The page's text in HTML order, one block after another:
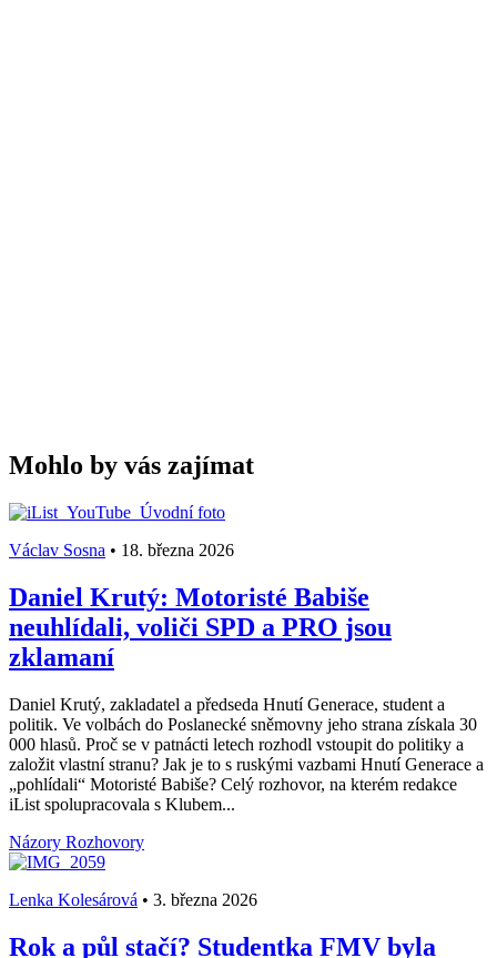
Mohlo by vás zajímat
Václav Sosna • 18. března 2026
Daniel Krutý: Motoristé Babiše
neuhlídali, voliči SPD a PRO jsou
zklamaní
Daniel Krutý, zakladatel a předseda Hnutí Generace, student a
politik. Ve volbách do Poslanecké sněmovny jeho strana získala 30
000 hlasů. Proč se v patnácti letech rozhodl vstoupit do politiky a
založit vlastní stranu? Jak je to s ruskými vazbami Hnutí Generace a
„pohlídali“ Motoristé Babiše? Celý rozhovor, na kterém redakce
iList spolupracovala s Klubem...
Názory Rozhovory
Lenka Kolesárová • 3. března 2026
Rok a půl stačí? Studentka FMV byla